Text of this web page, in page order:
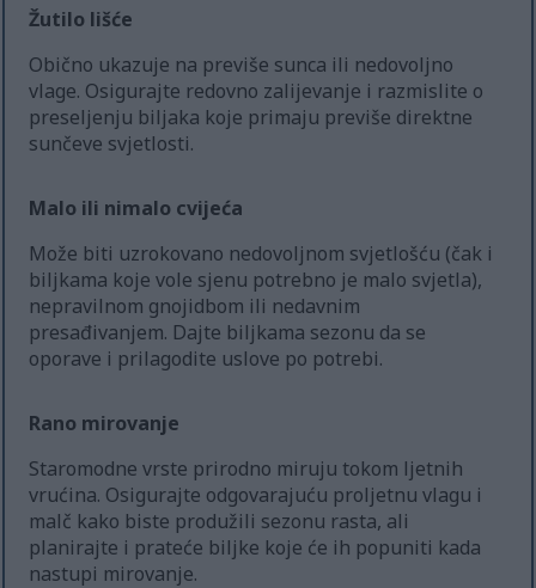
Žutilo lišće
Obično ukazuje na previše sunca ili nedovoljno
vlage. Osigurajte redovno zalijevanje i razmislite o
preseljenju biljaka koje primaju previše direktne
sunčeve svjetlosti.
Malo ili nimalo cvijeća
Može biti uzrokovano nedovoljnom svjetlošću (čak i
biljkama koje vole sjenu potrebno je malo svjetla),
nepravilnom gnojidbom ili nedavnim
presađivanjem. Dajte biljkama sezonu da se
oporave i prilagodite uslove po potrebi.
Rano mirovanje
Staromodne vrste prirodno miruju tokom ljetnih
vrućina. Osigurajte odgovarajuću proljetnu vlagu i
malč kako biste produžili sezonu rasta, ali
planirajte i prateće biljke koje će ih popuniti kada
nastupi mirovanje.